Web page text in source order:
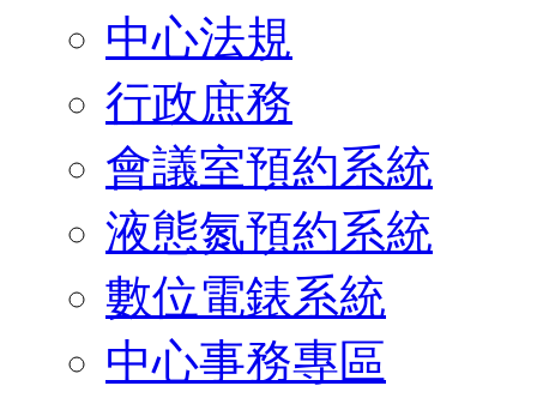
中心法規
行政庶務
會議室預約系統
液態氮預約系統
數位電錶系統
中心事務專區